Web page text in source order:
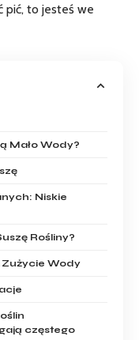
pić,‌ to jesteś we
Mało Wody?
Niskie
Rośliny?
Wody
częstego